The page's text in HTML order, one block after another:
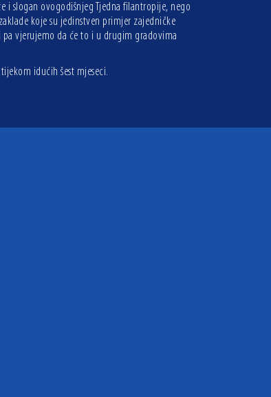
i slogan ovogodišnjeg Tjedna filantropije, nego
koje su jedinstven primjer zajedničke
vjerujemo da će to i u drugim gradovima
idućih šest mjeseci.